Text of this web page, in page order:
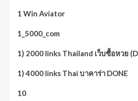
1 Win Aviator
1_5000_com
1) 2000 links Thailand เว็บซื้อหวย
1) 4000 links Thai บาคาร่า DONE
10